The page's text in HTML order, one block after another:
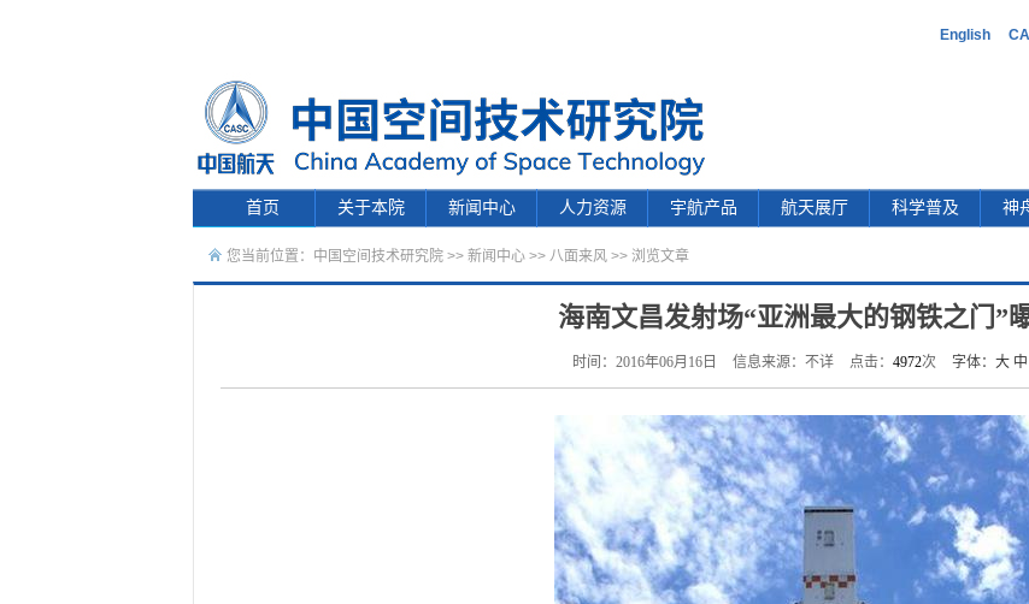
English
首页 关于本院 新闻中心 人力资源 宇航产品 航天展厅 科学普及 神
您当前位置： 中国空间技术研究院 >> 新闻中心 >> 八面来风 >> 浏览文章
海南文昌发射场“亚洲最大的钢铁之门”
时间：2016年06月16日 信息来源：不详 点击： 4972次 字体： 大 中